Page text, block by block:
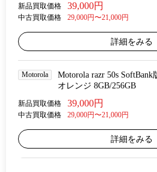
新品買取価格 39,000円
中古買取価格 29,000円〜21,000円
詳細をみる
Motorola
Motorola razr 50s
オレンジ 8GB/256GB
新品買取価格 39,000円
中古買取価格 29,000円〜21,000円
詳細をみる